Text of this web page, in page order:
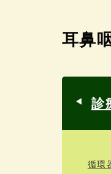
耳鼻
診
循環